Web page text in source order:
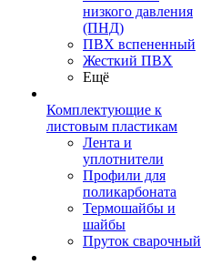
низкого давления
(ПНД)
ПВХ вспененный
Жесткий ПВХ
Ещё
Комплектующие к
листовым пластикам
Лента и
уплотнители
Профили для
поликарбоната
Термошайбы и
шайбы
Пруток сварочный